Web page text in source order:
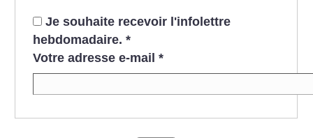
Je souhaite recevoir l'infolettre
hebdomadaire. *
Votre adresse e-mail *